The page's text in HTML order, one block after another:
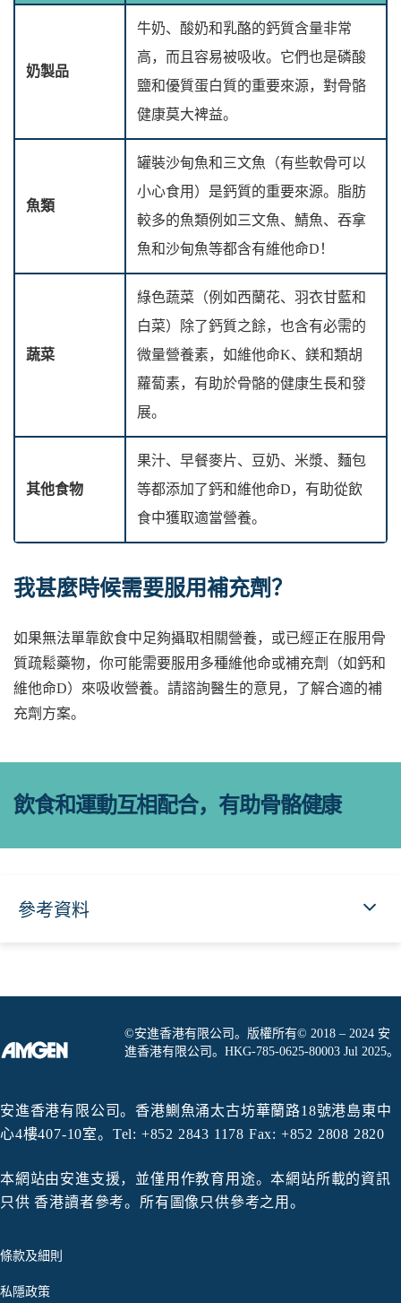
奶製品
牛奶、酸奶和乳酪的鈣質含量非常
高，而且容易被吸收。它們也是磷酸
鹽和優質蛋白質的重要來源，對骨骼
健康莫大裨益。
魚類
罐裝沙甸魚和三文魚（有些軟骨可以
小心食用）是鈣質的重要來源。脂肪
較多的魚類例如三文魚、鯖魚、吞拿
魚和沙甸魚等都含有維他命D！
蔬菜
綠色蔬菜（例如西蘭花、羽衣甘藍和
白菜）除了鈣質之餘，也含有必需的
微量營養素，如維他命K、鎂和類胡
蘿蔔素，有助於骨骼的健康生長和發
展。
其他食物
果汁、早餐麥片、豆奶、米漿、麵包
等都添加了鈣和維他命D，有助從飲
食中獲取適當營養。
我甚麼時候需要服用補充劑？
如果無法單靠飲食中足夠攝取相關營養，或已經正在服用骨
質疏鬆藥物，你可能需要服用多種維他命或補充劑（如鈣和
維他命D）來吸收營養。請諮詢醫生的意見，了解合適的補
充劑方案。
飲食和運動互相配合，有助骨骼健康
參考資料
條款及細則
私隱政策
©安進香港有限公司。版權所有© 2018 – 2024 安
進香港有限公司。HKG-785-0625-80003 Jul 2025。
安進香港有限公司。香港鰂魚涌太古坊華蘭路18號港島東中
心4樓407-10室。Tel: +852 2843 1178 Fax: +852 2808 2820
本網站由安進支援，並僅用作教育用途。本網站所載的資訊
只供 香港讀者參考。所有圖像只供參考之用。